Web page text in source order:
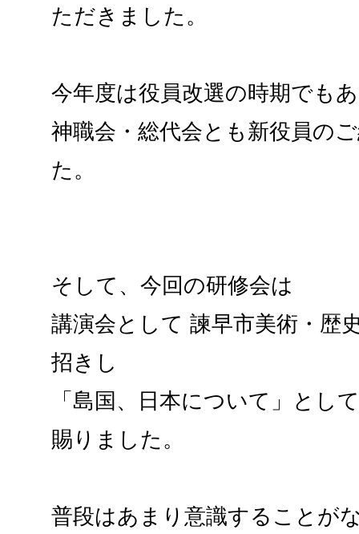
ただきました。
今年度は役員改選の時期でも
神職会・総代会とも新役員の
た。
そして、今回の研修会は
講演会として 諫早市美術・歴
招きし
「島国、日本について」とし
賜りました。
普段はあまり意識することが